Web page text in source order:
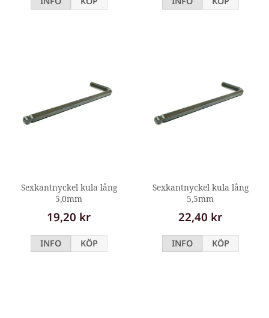
Sexkantnyckel kula lång
5,0mm
19,20 kr
INFO KÖP
Sexkantnyckel kula lång
5,5mm
22,40 kr
INFO KÖP